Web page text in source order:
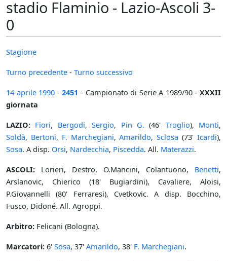
stadio Flaminio - Lazio-Ascoli 3-
0
Stagione
Turno precedente - Turno successivo
14 aprile 1990 -2451 - Campionato di Serie A 1989/90 -XXXII
giornata
LAZIO: Fiori, Bergodi,Sergio, Pin G. (46' Troglio), Monti,
Soldà, Bertoni, F. Marchegiani,Amarildo,Sclosa (73'Icardi),
Sosa. A disp. Orsi, Nardecchia, Piscedda. All. Materazzi.
ASCOLI: Lorieri, Destro, O.Mancini, Colantuono, Benetti,
Arslanovic, Chierico (18' Bugiardini), Cavaliere, Aloisi,
P.Giovannelli (80' Ferraresi), Cvetkovic. A disp. Bocchino,
Fusco, Didoné. All. Agroppi.
Arbitro: Felicani (Bologna).
Marcatori: 6' Sosa, 37' Amarildo, 38' F. Marchegiani.